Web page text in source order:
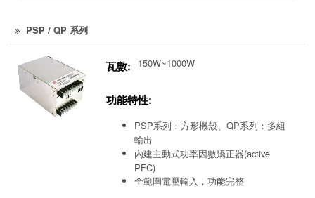
PSP / QP 系列
瓦數: 150W~1000W
功能特性:
PSP系列：方形機殼、QP系列：多組
輸出
內建主動式功率因數矯正器(active
PFC)
全範圍電壓輸入，功能完整